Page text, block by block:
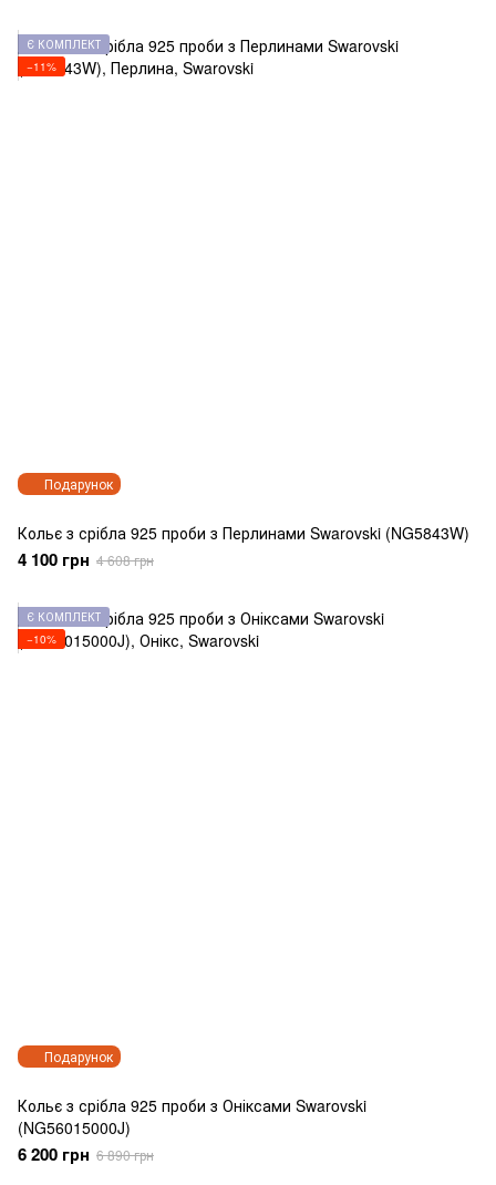
Подарунок
Є КОМПЛЕКТ
−11%
Кольє з срібла 925 проби з Перлинами Swarovski (NG5843W)
4 100 грн 4 608 грн
Подарунок
Є КОМПЛЕКТ
−10%
Кольє з срібла 925 проби з Оніксами Swarovski
(NG56015000J)
6 200 грн 6 890 грн